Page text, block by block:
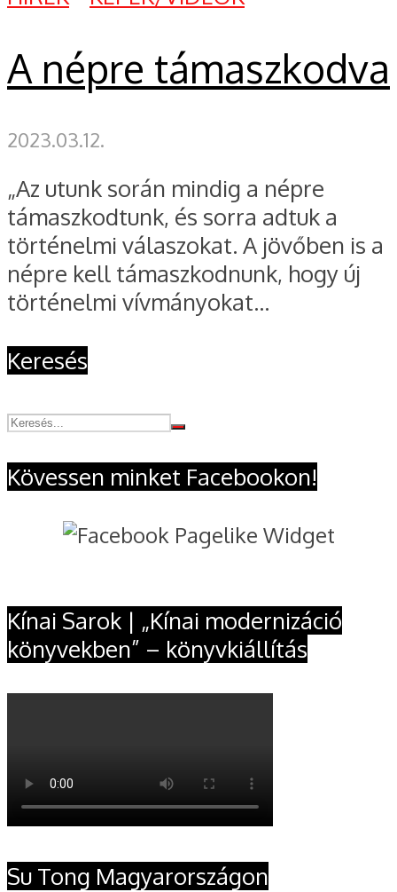
A népre támaszkodva
2023.03.12.
„Az utunk során mindig a népre
támaszkodtunk, és sorra adtuk a
történelmi válaszokat. A jövőben is a
népre kell támaszkodnunk, hogy új
történelmi vívmányokat...
Keresés
Kövessen minket Facebookon!
Kínai Sarok | „Kínai modernizáció
könyvekben” – könyvkiállítás
Su Tong Magyarországon